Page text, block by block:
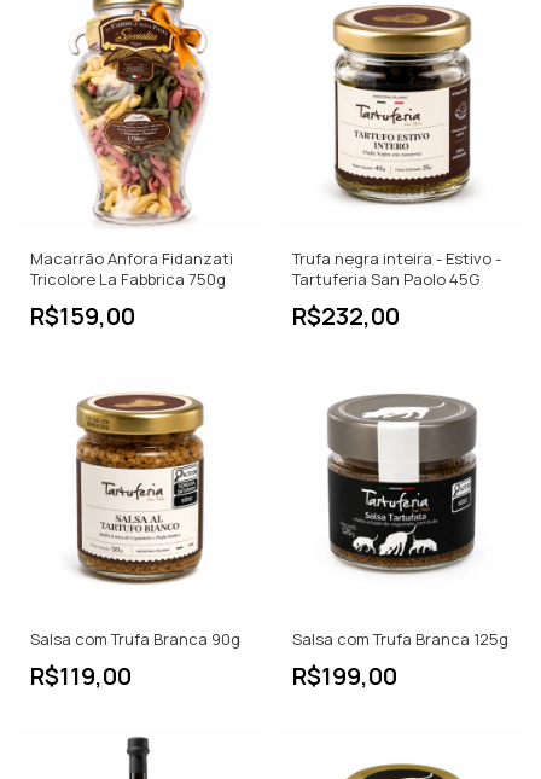
Macarrão Anfora Fidanzati
Tricolore La Fabbrica 750g
R$159,00
Trufa negra inteira - Estivo -
Tartuferia San Paolo 45G
R$232,00
Salsa com Trufa Branca 90g
R$119,00
Salsa com Trufa Branca 125g
R$199,00